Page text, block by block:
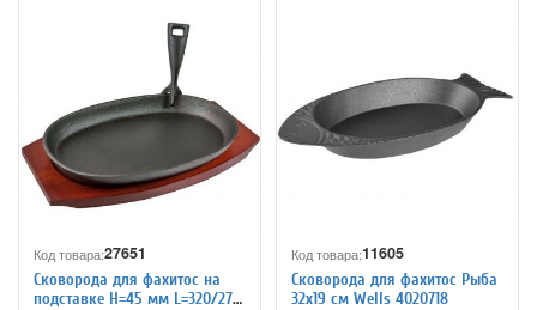
Код товара:27651
Сковорода для фахитос на
подставке H=45 мм L=320/275
Код товара:11605
Сковорода для фахитос Рыба
32x19 см Wells 4020718